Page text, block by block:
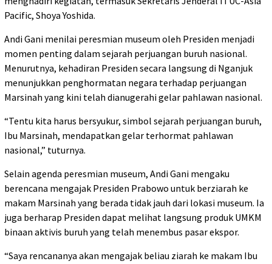
Pacific, Shoya Yoshida.
Andi Gani menilai peresmian museum oleh Presiden menjadi
momen penting dalam sejarah perjuangan buruh nasional.
Menurutnya, kehadiran Presiden secara langsung di Nganjuk
menunjukkan penghormatan negara terhadap perjuangan
Marsinah yang kini telah dianugerahi gelar pahlawan nasional.
“Tentu kita harus bersyukur, simbol sejarah perjuangan buruh,
Ibu Marsinah, mendapatkan gelar terhormat pahlawan
nasional,” tuturnya.
Selain agenda peresmian museum, Andi Gani mengaku
berencana mengajak Presiden Prabowo untuk berziarah ke
makam Marsinah yang berada tidak jauh dari lokasi museum. Ia
juga berharap Presiden dapat melihat langsung produk UMKM
binaan aktivis buruh yang telah menembus pasar ekspor.
“Saya rencananya akan mengajak beliau ziarah ke makam Ibu